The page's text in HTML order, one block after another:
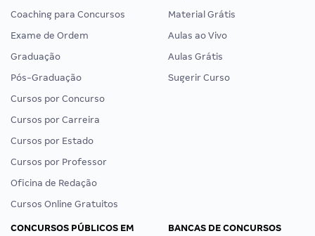
Coaching para Concursos
Exame de Ordem
Graduação
Pós-Graduação
Cursos por Concurso
Cursos por Carreira
Cursos por Estado
Cursos por Professor
Oficina de Redação
Cursos Online Gratuitos
Material Grátis
Aulas ao Vivo
Aulas Grátis
Sugerir Curso
CONCURSOS PÚBLICOS EM
BANCAS DE CONCURSOS